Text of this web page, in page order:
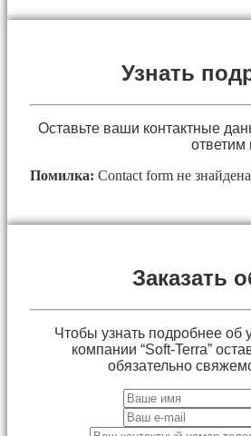
Узнать
Оставьте ваши контактные
Помилка: Contact form не
Заказать
Чтобы узнать подробнее об
компании “Soft-Terra”
обязательно